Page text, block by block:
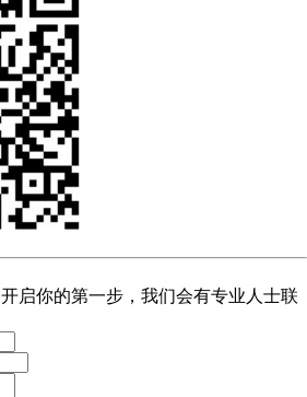
开启你的第一步，我们会有专业人士联